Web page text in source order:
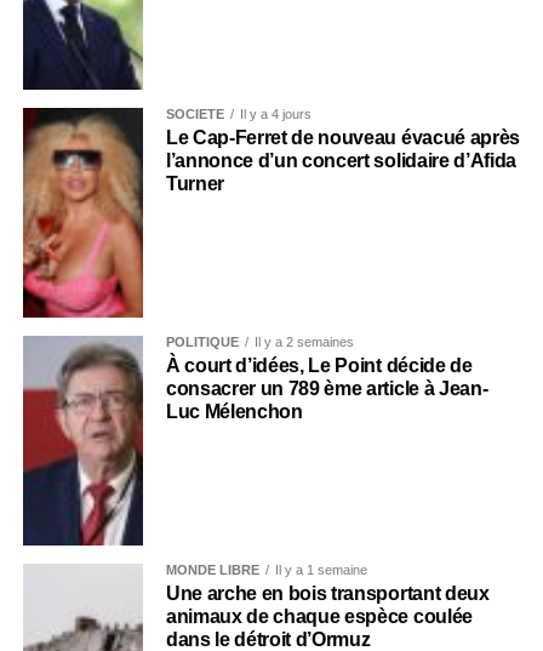
SOCIÉTÉ Il y a 4 jours
Le Cap-Ferret de nouveau évacué après
l’annonce d’un concert solidaire d’Afida
Turner
POLITIQUE Il y a 2 semaines
À court d’idées, Le Point décide de
consacrer un 789 ème article à Jean-
Luc Mélenchon
MONDE LIBRE Il y a 1 semaine
Une arche en bois transportant deux
animaux de chaque espèce coulée
dans le détroit d’Ormuz